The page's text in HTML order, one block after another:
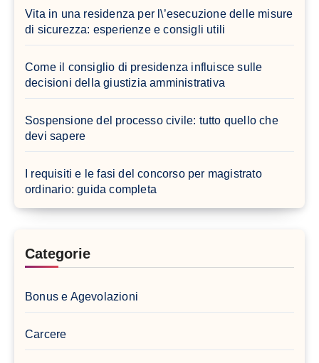
Vita in una residenza per l\’esecuzione delle misure
di sicurezza: esperienze e consigli utili
Come il consiglio di presidenza influisce sulle
decisioni della giustizia amministrativa
Sospensione del processo civile: tutto quello che
devi sapere
I requisiti e le fasi del concorso per magistrato
ordinario: guida completa
Categorie
Bonus e Agevolazioni
Carcere